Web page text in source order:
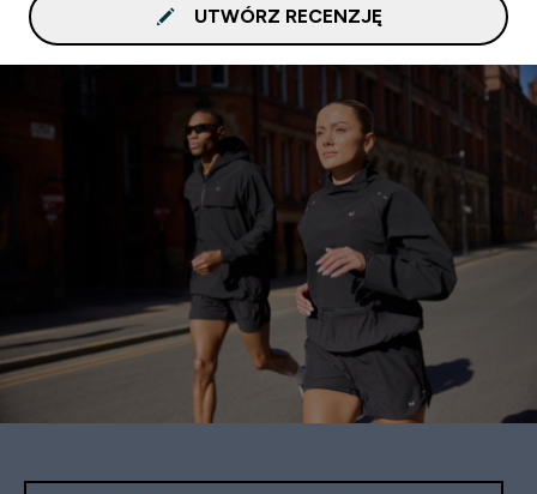
UTWÓRZ RECENZJĘ